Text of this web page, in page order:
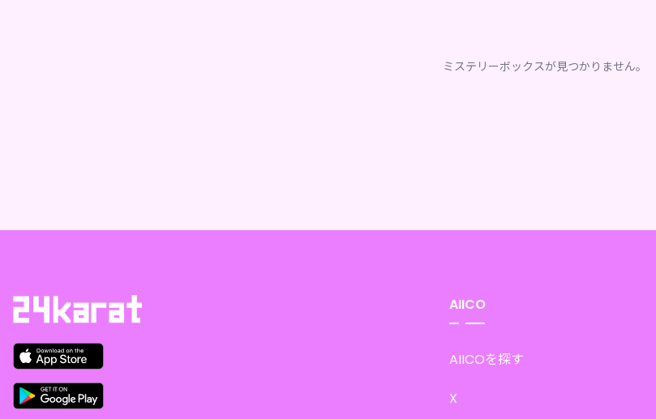
ミステリーボックスが見つかりません。
AIICO
AIICOを探す
X